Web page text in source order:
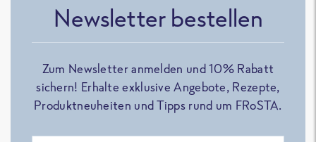
Newsletter bestellen
Zum Newsletter anmelden und 10% Rabatt
sichern! Erhalte exklusive Angebote, Rezepte,
Produktneuheiten und Tipps rund um FRoSTA.